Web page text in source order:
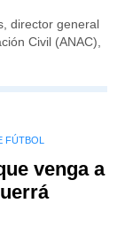
director general
Civil (ANAC),
FÚTBOL
venga a